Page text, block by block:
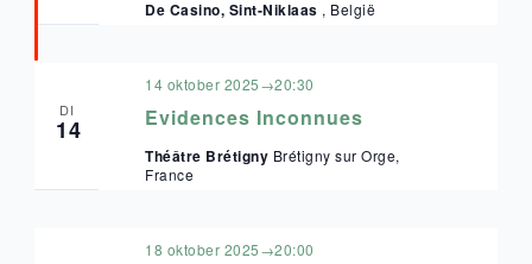
De Casino, Sint-Niklaas , België
DI
14 Evidences Inconnues
14 oktober 2025→20:30
Théâtre Brétigny Brétigny sur Orge,
France
18 oktober 2025→20:00